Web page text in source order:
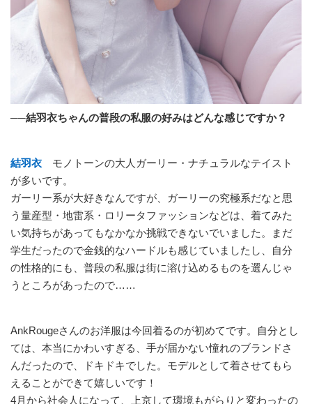
──結羽衣ちゃんの普段の私服の好みはどんな感じですか？
結羽衣 モノトーンの大人ガーリー・ナチュラルなテイスト
が多いです。
ガーリー系が大好きなんですが、ガーリーの究極系だなと思
う量産型・地雷系・ロリータファッションなどは、着てみた
い気持ちがあってもなかなか挑戦できないでいました。まだ
学生だったので金銭的なハードルも感じていましたし、自分
の性格的にも、普段の私服は街に溶け込めるものを選んじゃ
うところがあったので……
AnkRougeさんのお洋服は今回着るのが初めてです。自分とし
ては、本当にかわいすぎる、手が届かない憧れのブランドさ
んだったので、ドキドキでした。モデルとして着させてもら
えることができて嬉しいです！
4月から社会人になって、上京して環境もがらりと変わったの